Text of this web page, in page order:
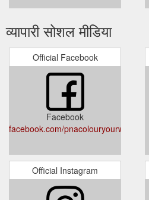
व्यापारी सोशल मीडिया
Official Facebook
Facebook
facebook.com/pnacolouryourworld
Official Instagram